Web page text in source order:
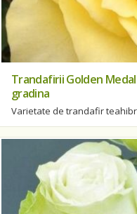
Trandafirii Golden
gradina
Varietate de trandafir